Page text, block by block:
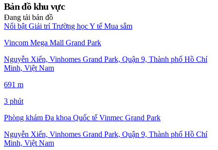
Bản đồ khu vực
Đang tải bản đồ
Nổi bật Giải trí Trường họcY tế Mua sắm
Vincom Mega Mall Grand Park
Nguyễn Xiển, Vinhomes Grand Park, Quận 9, Thành phố Hồ Chí
Minh, Việt Nam
691 m
3 phút
Phòng khám Đa khoa Quốc tế Vinmec Grand Park
Nguyễn Xiển, Vinhomes Grand Park, Quận 9, Thành phố Hồ Chí
Minh, Việt Nam